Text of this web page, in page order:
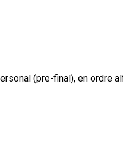
(pre-final), en ordre